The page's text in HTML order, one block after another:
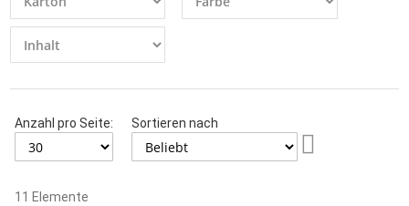
Anzahl pro Seite:
Sortieren nach
11 Elemente